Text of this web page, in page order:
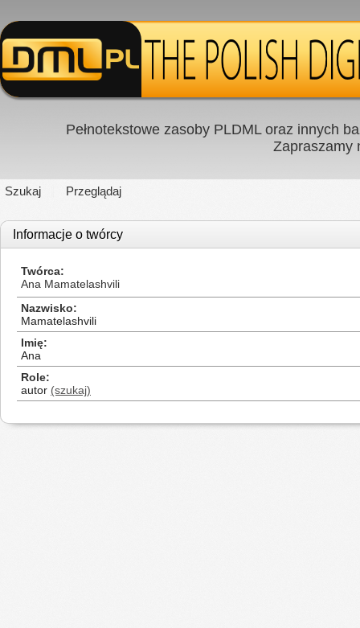
Pełnotekstowe zasoby PLDML oraz innych
Zapraszamy
Szukaj Przeglądaj
Informacje o twórcy
Twórca
Ana Mamatelashvili
Nazwisko
Mamatelashvili
Imię
Ana
Role
autor (szukaj)